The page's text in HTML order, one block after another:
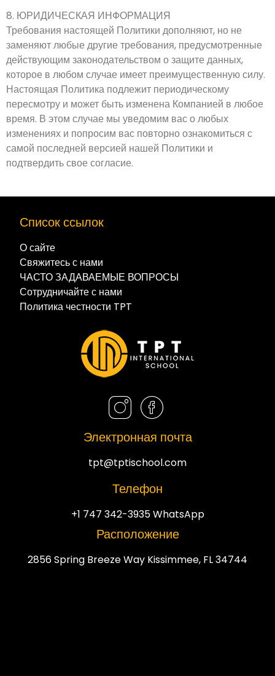
8. ЮРИДИЧЕСКАЯ ИНФОРМАЦИЯ
Требования настоящей Политики дополняют, но не
заменяют любые другие требования, предусмотренные
действующим законодательством о защите данных,
которое в любом случае имеет преимущественную силу.
Настоящая Политика подлежит периодическому
пересмотру и может быть изменена Компанией в любое
время. В этом случае мы уведомим вас о любых
изменениях и попросим вас повторно ознакомиться с
самой последней версией нашей Политики и
подтвердить свое согласие.
Список ссылок
О сайте
Свяжитесь с нами
ЧАСТО ЗАДАВАЕМЫЕ ВОПРОСЫ
Сотрудничайте с нами
Политика честности TPT
Электронная почта
tpt@tptischool.com
Телефон
+1 747 342-3935 WhatsApp
Расположение
2856 Spring Breeze Way Kissimmee, FL 34744